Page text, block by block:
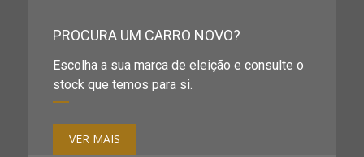
PROCURA UM CARRO NOVO?
Escolha a sua marca de eleição e consulte o
stock que temos para si.
VER MAIS